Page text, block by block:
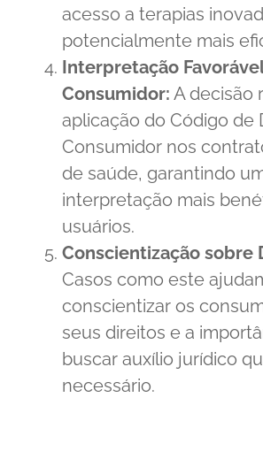
acesso a terapias
potencialmente mais
Interpretação
Consumidor: A decisão
aplicação do Código de
Consumidor nos
de saúde, garantindo
interpretação mais
usuários.
Conscientização sobre
Casos como este
conscientizar os
seus direitos e a
buscar auxílio jurídico
necessário.